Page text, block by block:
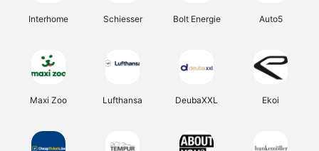
Interhome Schiesser Bolt Energie Auto5
Maxi Zoo Lufthansa DeubaXXL Ekoi